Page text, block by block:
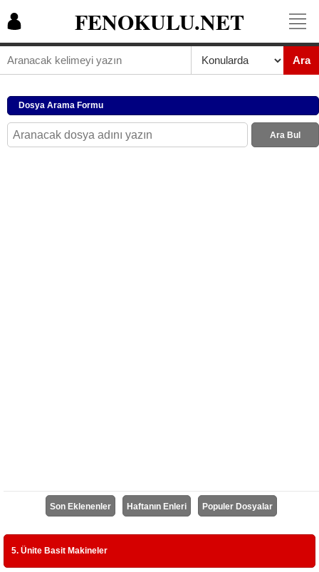
FENOKULU.NET
Ara
Dosya Arama Formu
Ara Bul
Son Eklenenler Haftanın Enleri Populer Dosyalar
5. Ünite Basit Makineler